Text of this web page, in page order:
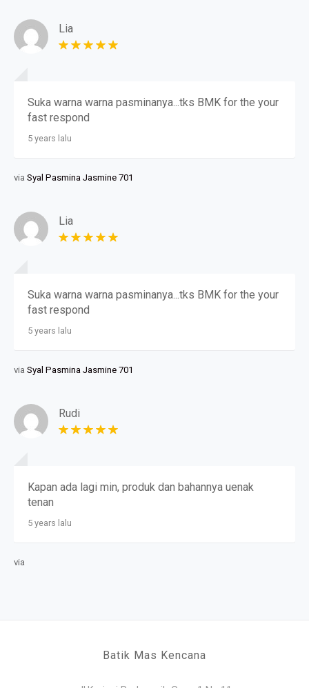
Lia
Suka warna warna pasminanya...tks BMK for the your
fast respond
5 years lalu
via Syal Pasmina Jasmine 701
Lia
Suka warna warna pasminanya...tks BMK for the your
fast respond
5 years lalu
via Syal Pasmina Jasmine 701
Rudi
Kapan ada lagi min, produk dan bahannya uenak
tenan
5 years lalu
via
Batik Mas Kencana